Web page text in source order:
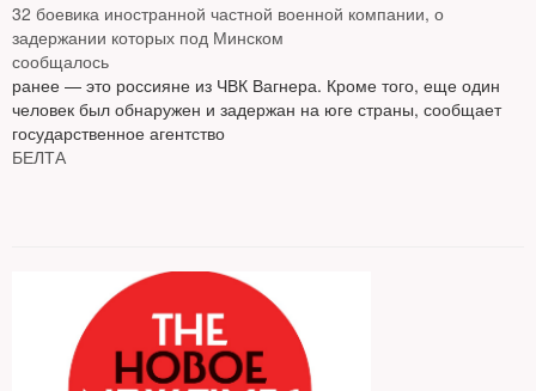
32 боевика иностранной частной военной компании, о
задержании которых под Минском
сообщалось
ранее — это россияне из ЧВК Вагнера. Кроме того, еще один
человек был обнаружен и задержан на юге страны, сообщает
государственное агентство
БЕЛТА